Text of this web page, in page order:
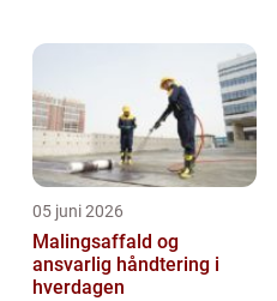
05 juni 2026
Malingsaffald og
ansvarlig håndtering i
hverdagen